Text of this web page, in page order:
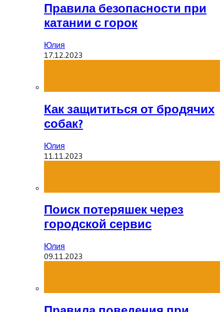
Правила безопасности при
катании с горок
Юлия
17.12.2023
Как защититься от бродячих
собак?
Юлия
11.11.2023
Поиск потеряшек через
городской сервис
Юлия
09.11.2023